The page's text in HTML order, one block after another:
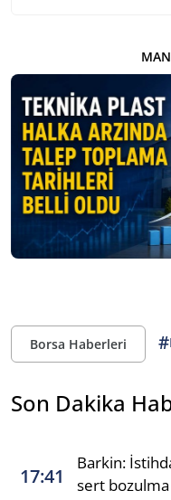
Borsa Haberleri #
Son Dakika
17:41
Barkin:
sert